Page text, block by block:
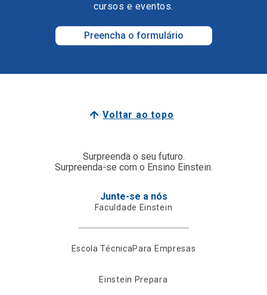
cursos e eventos.
Preencha o formulário
Voltar ao topo
Surpreenda o seu futuro.
Surpreenda-se com o Ensino Einstein.
Junte-se a nós
Faculdade Einstein
Escola TécnicaPara Empresas
Einstein Prepara